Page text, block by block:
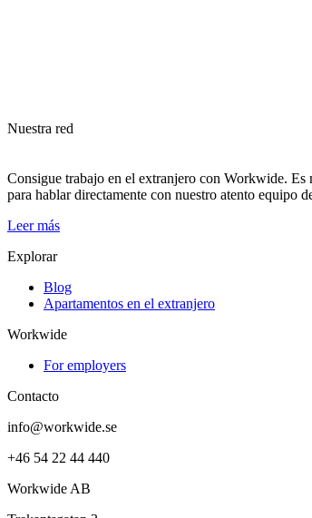
Nuestra red
Consigue trabajo en el extranjero con Workwide. Es
para hablar directamente con nuestro atento equipo
Leer más
Explorar
Blog
Apartamentos en el extranjero
Workwide
For employers
Contacto
info@workwide.se
+46 54 22 44 440
Workwide AB